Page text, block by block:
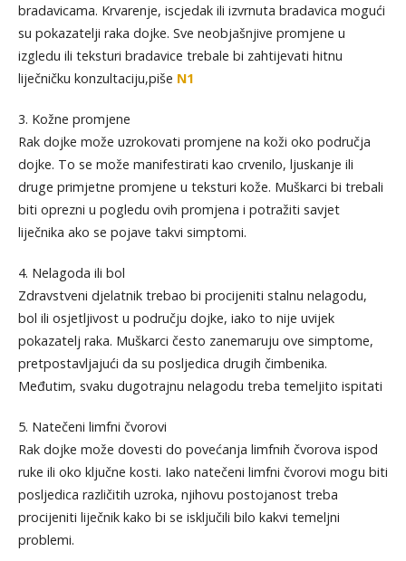
bradavicama. Krvarenje, iscjedak ili izvrnuta bradavica mogući
su pokazatelji raka dojke. Sve neobjašnjive promjene u
izgledu ili teksturi bradavice trebale bi zahtijevati hitnu
liječničku konzultaciju,piše N1
3. Kožne promjene
Rak dojke može uzrokovati promjene na koži oko područja
dojke. To se može manifestirati kao crvenilo, ljuskanje ili
druge primjetne promjene u teksturi kože. Muškarci bi trebali
biti oprezni u pogledu ovih promjena i potražiti savjet
liječnika ako se pojave takvi simptomi.
4. Nelagoda ili bol
Zdravstveni djelatnik trebao bi procijeniti stalnu nelagodu,
bol ili osjetljivost u području dojke, iako to nije uvijek
pokazatelj raka. Muškarci često zanemaruju ove simptome,
pretpostavljajući da su posljedica drugih čimbenika.
Međutim, svaku dugotrajnu nelagodu treba temeljito ispitati
5. Natečeni limfni čvorovi
Rak dojke može dovesti do povećanja limfnih čvorova ispod
ruke ili oko ključne kosti. Iako natečeni limfni čvorovi mogu biti
posljedica različitih uzroka, njihovu postojanost treba
procijeniti liječnik kako bi se isključili bilo kakvi temeljni
problemi.